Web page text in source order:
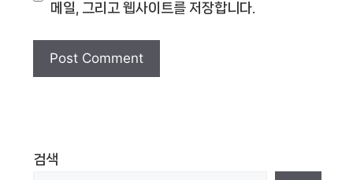
메일, 그리고 웹사이트를 저장합니다.
검색